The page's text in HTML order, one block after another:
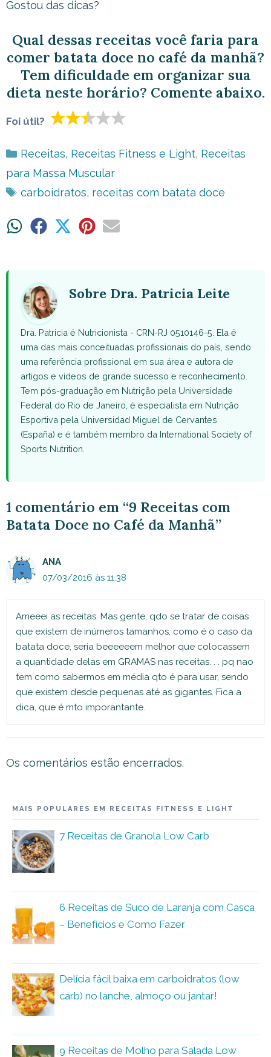
Gostou das dicas?
Qual dessas receitas você faria para
comer batata doce no café da manhã?
Tem dificuldade em organizar sua
dieta neste horário? Comente abaixo.
Foi útil?
Categorias
Receitas, Receitas Fitness e Light, Receitas
para Massa Muscular
Tags
carboidratos, receitas com batata doce
ShareShare ShareShareShare
Sobre Dra. Patricia Leite
Dra. Patricia é Nutricionista - CRN-RJ 0510146-5. Ela é
uma das mais conceituadas profissionais do país, sendo
uma referência profissional em sua área e autora de
artigos e vídeos de grande sucesso e reconhecimento.
Tem pós-graduação em Nutrição pela Universidade
Federal do Rio de Janeiro, é especialista em Nutrição
Esportiva pela Universidad Miguel de Cervantes
(España) e é também membro da International Society of
Sports Nutrition.
1 comentário em “9 Receitas com
Batata Doce no Café da Manhã”
ANA
07/03/2016 às 11:38
Ameeei as receitas. Mas gente, qdo se tratar de coisas
que existem de inúmeros tamanhos, como é o caso da
batata doce, seria beeeeeem melhor que colocassem
a quantidade delas em GRAMAS nas receitas. . . pq nao
tem como sabermos em média qto é para usar, sendo
que existem desde pequenas até as gigantes. Fica a
dica, que é mto imporantante.
Os comentários estão encerrados.
MAIS POPULARES EM RECEITAS FITNESS E LIGHT
7 Receitas de Granola Low Carb
6 Receitas de Suco de Laranja com Casca
– Benefícios e Como Fazer
Delícia fácil baixa em carboidratos (low
carb) no lanche, almoço ou jantar!
9 Receitas de Molho para Salada Low